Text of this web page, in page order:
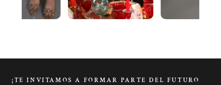
¡TE INVITAMOS A FORMAR PARTE DEL FUTURO